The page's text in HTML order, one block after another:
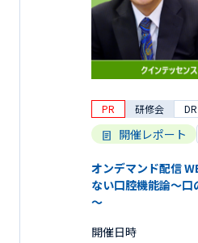
PR 研修会 DR
開催レポート
オンデマンド配信
ない口腔機能論～
～
開催日時